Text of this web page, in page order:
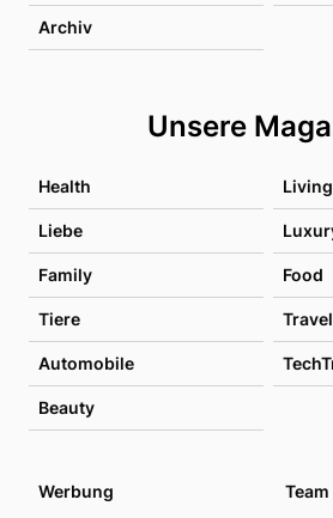
Archiv
Unsere
Health Living
Liebe
Family Food
Tiere Travel
Automobile
Beauty
Werbung Team